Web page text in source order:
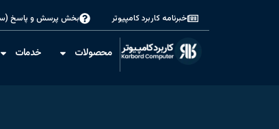
خبرنامه کاربرد کامپیوتر بخش پرسش و پاسخ
محصولات خدمات